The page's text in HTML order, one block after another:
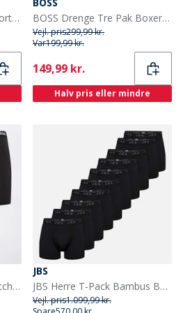
CR7 Herre Basic Boxer shorts Flerfarvet
BOSS Drenge Tre Pak Boxer Shorts Grå Melange
Vejl. pris299,99 kr.
Var199,99 kr.
Current
149,99 kr.
Halv pris eller mindre
adidas Herre Bomuld Stretch Tre Pak Boxer Shorts Sort/Grå/Royal
JBS
JBS Herre T-Pack Bambus Bokser Sort
Vejl. pris1.099,99 kr.